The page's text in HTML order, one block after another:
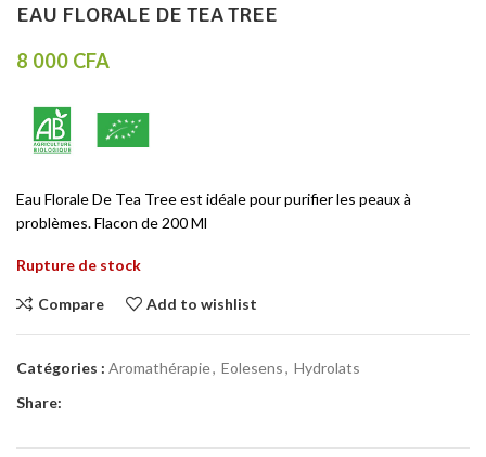
EAU FLORALE DE TEA TREE
8 000 CFA
Eau Florale De Tea Tree est idéale pour purifier les peaux à
problèmes. Flacon de 200 Ml
Rupture de stock
Compare Add to wishlist
Catégories : Aromathérapie, Eolesens, Hydrolats
Share: